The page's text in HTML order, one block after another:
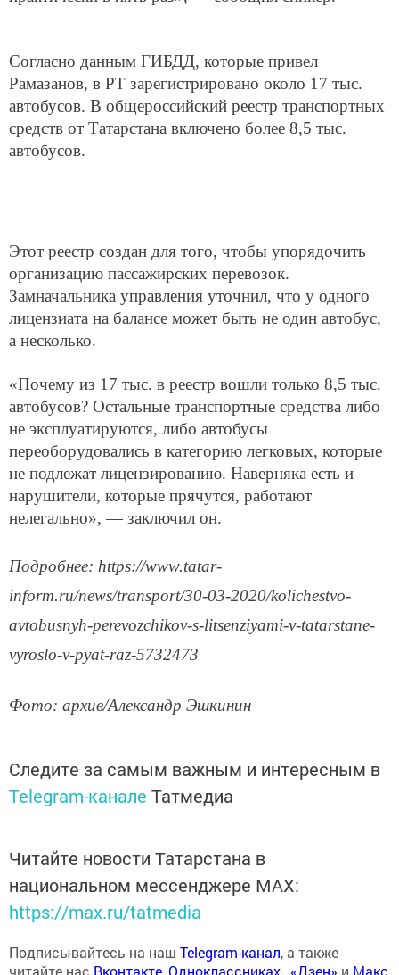
Согласно данным ГИБДД, которые привел
Рамазанов, в РТ зарегистрировано около 17 тыс.
автобусов. В общероссийский реестр транспортных
средств от Татарстана включено более 8,5 тыс.
автобусов.
Этот реестр создан для того, чтобы упорядочить
организацию пассажирских перевозок.
Замначальника управления уточнил, что у одного
лицензиата на балансе может быть не один автобус,
а несколько.
«Почему из 17 тыс. в реестр вошли только 8,5 тыс.
автобусов? Остальные транспортные средства либо
не эксплуатируются, либо автобусы
переоборудовались в категорию легковых, которые
не подлежат лицензированию. Наверняка есть и
нарушители, которые прячутся, работают
нелегально», — заключил он.
Подробнее: https://www.tatar-
inform.ru/news/transport/30-03-2020/kolichestvo-
avtobusnyh-perevozchikov-s-litsenziyami-v-tatarstane-
vyroslo-v-pyat-raz-5732473
Фото: архив/Александр Эшкинин
Следите за самым важным и интересным в
Telegram-канале Татмедиа
Читайте новости Татарстана в
национальном мессенджере MАХ:
https://max.ru/tatmedia
Подписывайтесь на наш Telegram-канал, а также